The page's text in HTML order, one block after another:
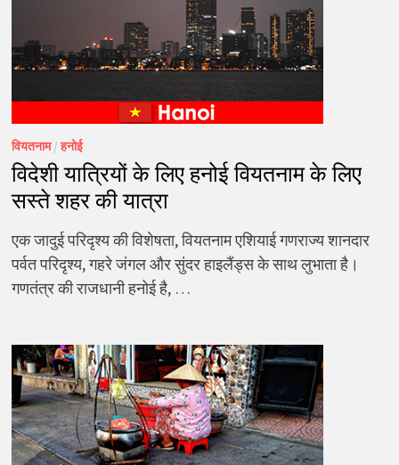
वियतनाम/हनोई
विदेशी यात्रियों के लिए हनोई वियतनाम के लिए
सस्ते शहर की यात्रा
एक जादुई परिदृश्य की विशेषता, वियतनाम एशियाई गणराज्य शानदार
पर्वत परिदृश्य, गहरे जंगल और सुंदर हाइलैंड्स के साथ लुभाता है।
गणतंत्र की राजधानी हनोई है, …